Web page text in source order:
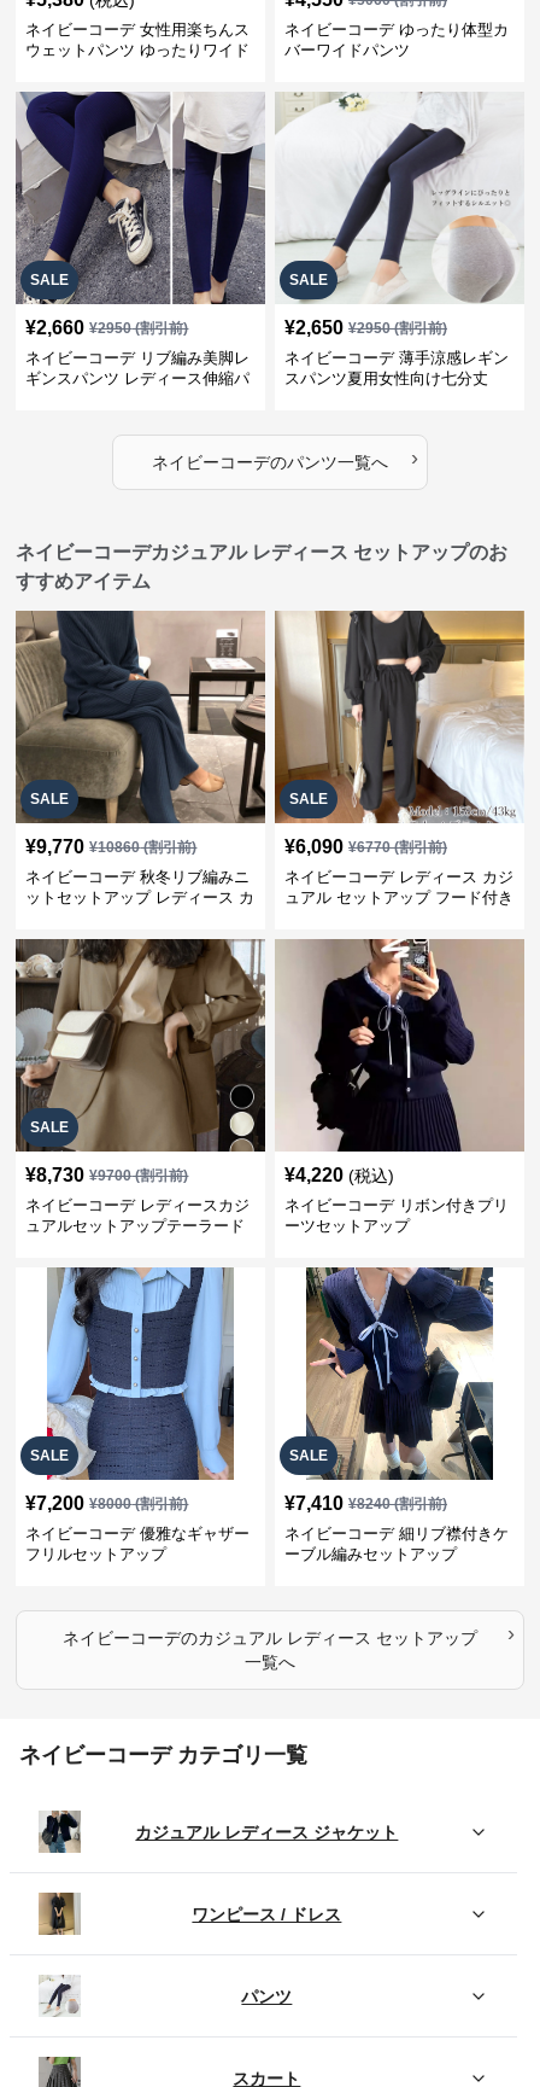
ネイビーコーデ 女性用楽ちんス
ウェットパンツ ゆったりワイド
ネイビーコーデ ゆったり体型カ
バーワイドパンツ
SALE
¥2,660 ¥2950(割引前)
ネイビーコーデ リブ編み美脚レ
ギンスパンツ レディース伸縮パ
SALE
¥2,650 ¥2950(割引前)
ネイビーコーデ 薄手涼感レギン
スパンツ夏用女性向け七分丈
ネイビーコーデのパンツ一覧へ ›
ネイビーコーデカジュアル レディース セットアップのお
すすめアイテム
SALE
¥9,770 ¥10860(割引前)
ネイビーコーデ 秋冬リブ編みニ
ットセットアップ レディース カ
SALE
¥6,090 ¥6770(割引前)
ネイビーコーデ レディース カジ
ュアル セットアップ フード付き
SALE
¥8,730 ¥9700(割引前)
ネイビーコーデ レディースカジ
ュアルセットアップテーラード
¥4,220 (税込)
ネイビーコーデ リボン付きプリ
ーツセットアップ
SALE
¥7,200 ¥8000(割引前)
ネイビーコーデ 優雅なギャザー
フリルセットアップ
SALE
¥7,410 ¥8240(割引前)
ネイビーコーデ 細リブ襟付きケ
ーブル編みセットアップ
ネイビーコーデのカジュアル レディース セットアップ
一覧へ
›
ネイビーコーデ カテゴリ一覧
カジュアル レディース ジャケット
ワンピース / ドレス
パンツ
スカート